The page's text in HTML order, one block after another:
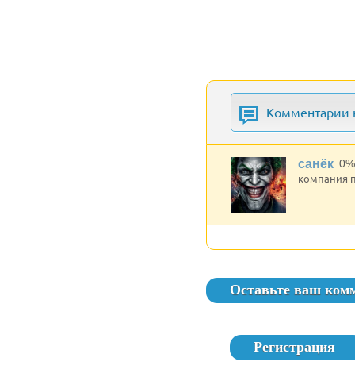
Комментарии
(1)
санёк 0%
компания
Оставьте ваш
Регистрация